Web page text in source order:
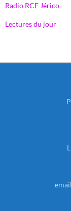
Radio RCF Jérico
Lectures du jour